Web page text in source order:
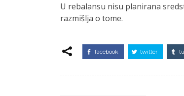
U rebalansu nisu planirana
razmišlja o tome.
facebook twitter